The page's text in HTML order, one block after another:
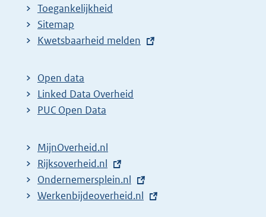
Toegankelijkheid
Sitemap
E
t
e
r
l
i
n
k
Kwetsbaarheid melden
Open data
Linked Data Overheid
PUC Open Data
MijnOverheid.nl
E
x
t
Rijksoverheid.nl
E
x
Ondernemersplein.nl
E
Werkenbijdeoverheid.nl